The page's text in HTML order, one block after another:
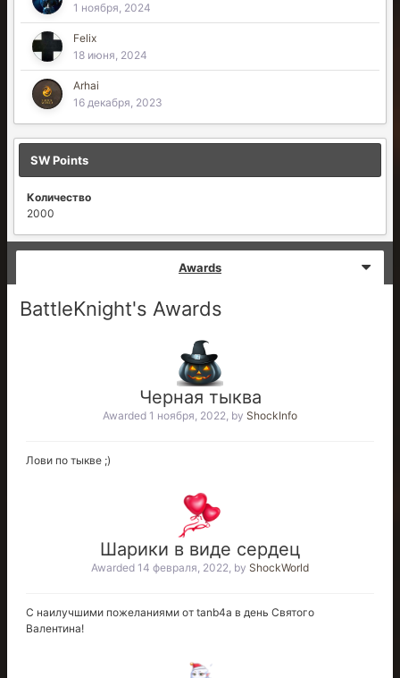
1 ноября, 2024
Felix
18 июня, 2024
Arhai
16 декабря, 2023
SW Points
Количество
2000
Awards
BattleKnight's Awards
Черная тыква
Awarded 1 ноября, 2022, by ShockInfo
Лови по тыкве ;)
Шарики в виде сердец
Awarded 14 февраля, 2022, by ShockWorld
С наилучшими пожеланиями от tanb4a в день Святого
Валентина!